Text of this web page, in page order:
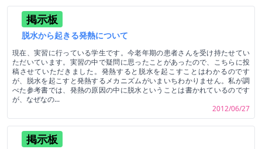
掲示板
脱水から起きる発熱について
現在、実習に行っている学生です。今老年期の患者さんを受け持たせてい
ただいています。実習の中で疑問に思ったことがあったので、こちらに投
稿させていただきました。発熱すると脱水を起こすことはわかるのです
が、脱水を起こすと発熱するメカニズムがいまいちわかりません。私が調
べた参考書では、発熱の原因の中に脱水ということは書かれているのです
が、なぜなの...
2012/06/27
掲示板